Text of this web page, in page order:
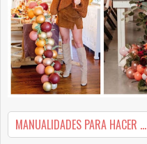
MANUALIDADES PARA HACER ...